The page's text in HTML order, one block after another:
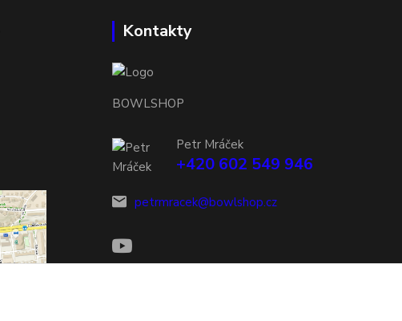
Kontakty
BOWLSHOP
Petr Mráček
+420 602 549 946
petrmracek@bowlshop.cz